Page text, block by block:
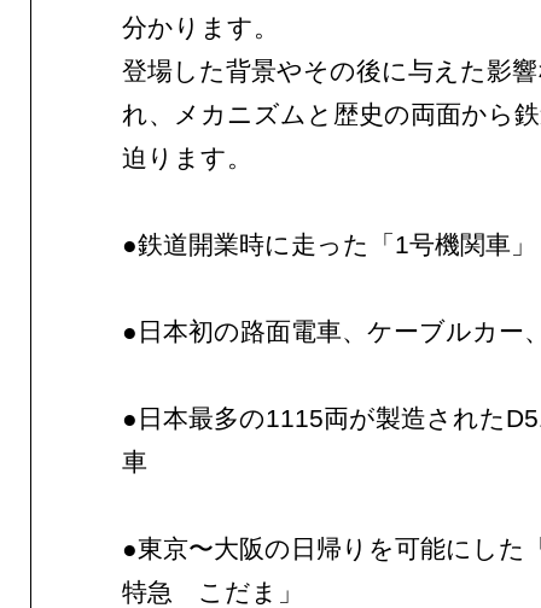
分かります。
登場した背景やその後に与えた影
れ、メカニズムと歴史の両面から
迫ります。
●鉄道開業時に走った「1号機関車」
●日本初の路面電車、ケーブルカー
●日本最多の1115両が製造された
車
●東京〜大阪の日帰りを可能にした
特急 こだま」